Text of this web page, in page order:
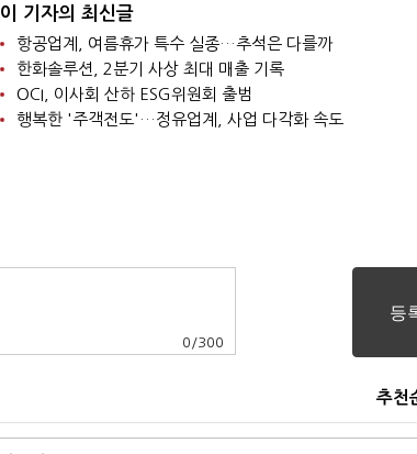
이 기자의 최신글
항공업계, 여름휴가 특수 실종…추석은 다를까
한화솔루션, 2분기 사상 최대 매출 기록
OCI, 이사회 산하 ESG위원회 출범
행복한 '주객전도'…정유업계, 사업 다각화 속도
0 /300
추천